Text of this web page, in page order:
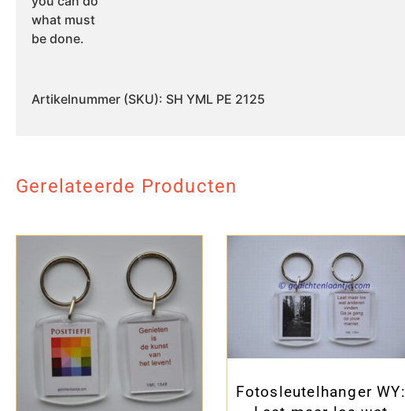
what must
be done.
Artikelnummer (SKU): SH YML PE 2125
Gerelateerde Producten
Fotosleutelhanger WY: